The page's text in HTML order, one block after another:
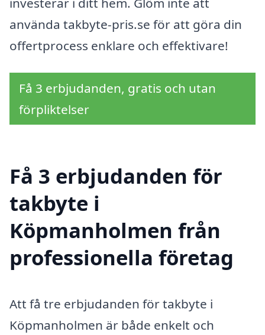
använda takbyte-pris.se för att göra din
offertprocess enklare och effektivare!
Få 3 erbjudanden, gratis och utan
förpliktelser
Få 3 erbjudanden för
takbyte i
Köpmanholmen från
professionella företag
Att få tre erbjudanden för takbyte i
Köpmanholmen är både enkelt och